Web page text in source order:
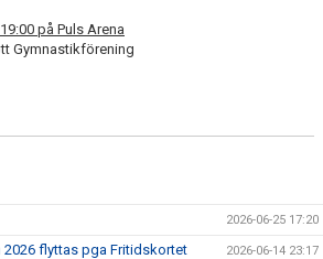
på Puls Arena
Gymnastikförening
2026-06-25 17:20
flyttas pga Fritidskortet 2026-06-14 23:17